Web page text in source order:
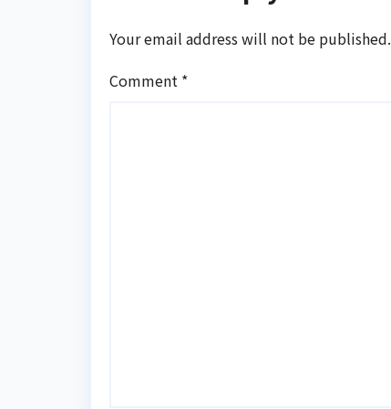
Your email address will not be published.
Comment *